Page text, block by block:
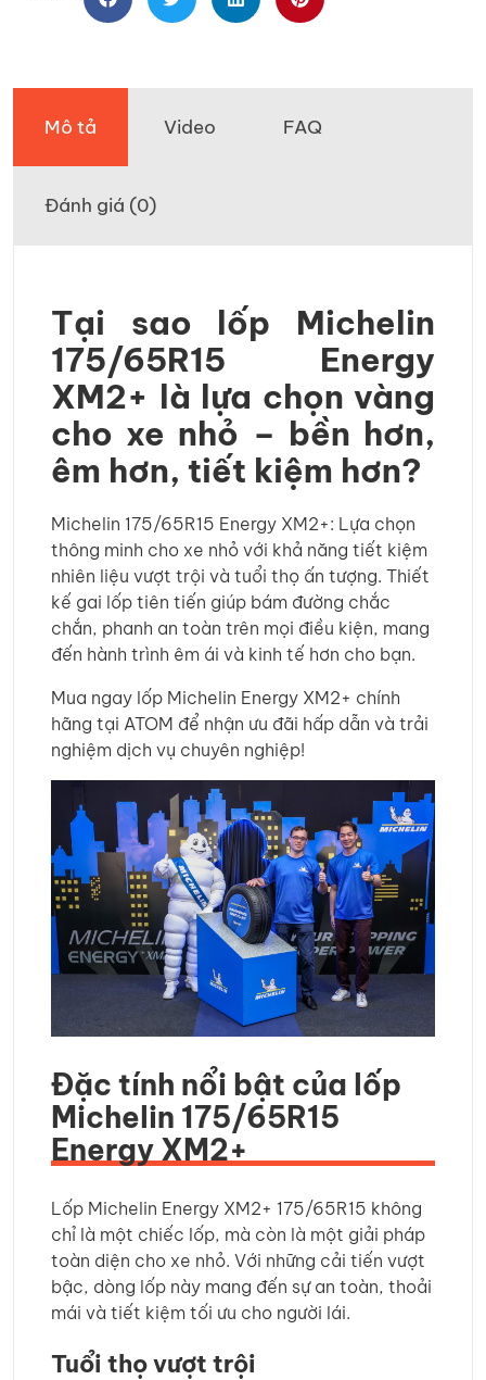
Mô tả Video FAQ
Đánh giá (0)
Tại sao lốp Michelin
175/65R15 Energy
XM2+ là lựa chọn vàng
cho xe nhỏ – bền hơn,
êm hơn, tiết kiệm hơn?
Michelin 175/65R15 Energy XM2+: Lựa chọn
thông minh cho xe nhỏ với khả năng tiết kiệm
nhiên liệu vượt trội và tuổi thọ ấn tượng. Thiết
kế gai lốp tiên tiến giúp bám đường chắc
chắn, phanh an toàn trên mọi điều kiện, mang
đến hành trình êm ái và kinh tế hơn cho bạn.
Mua ngay lốp Michelin Energy XM2+ chính
hãng tại ATOM để nhận ưu đãi hấp dẫn và trải
nghiệm dịch vụ chuyên nghiệp!
Đặc tính nổi bật của lốp
Michelin 175/65R15
Energy XM2+
Lốp Michelin Energy XM2+ 175/65R15 không
chỉ là một chiếc lốp, mà còn là một giải pháp
toàn diện cho xe nhỏ. Với những cải tiến vượt
bậc, dòng lốp này mang đến sự an toàn, thoải
mái và tiết kiệm tối ưu cho người lái.
Tuổi thọ vượt trội